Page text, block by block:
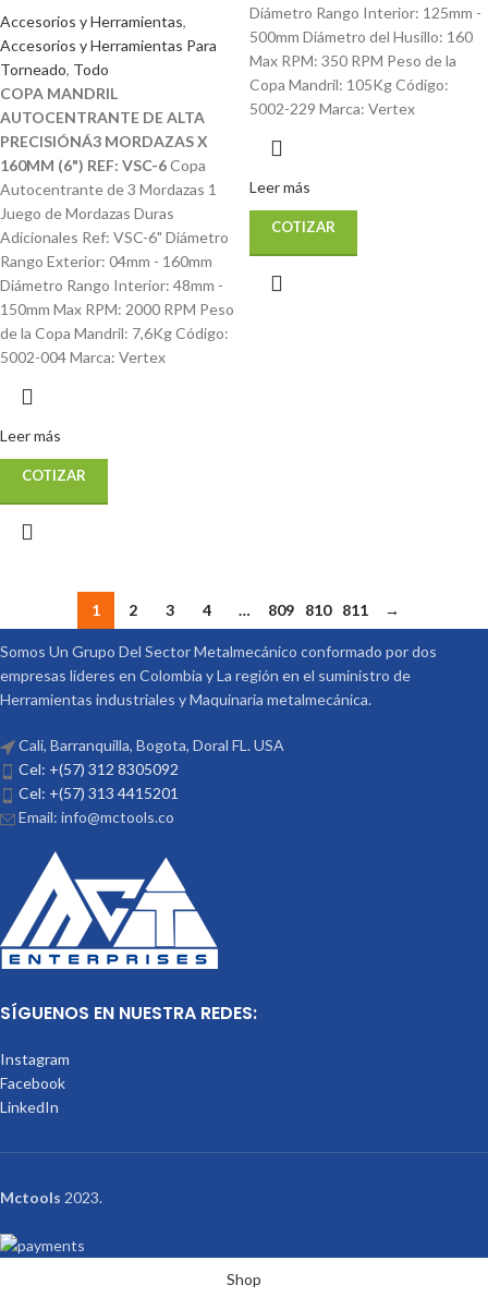
Accesorios y Herramientas,
Accesorios y Herramientas Para
Torneado, Todo
COPA MANDRIL
AUTOCENTRANTE DE ALTA
PRECISIÓNÁ3 MORDAZAS X
160MM (6") REF: VSC-6Copa
Autocentrante de 3 Mordazas 1
Juego de Mordazas Duras
Adicionales Ref: VSC-6" Diámetro
Rango Exterior: 04mm - 160mm
Diámetro Rango Interior: 48mm -
150mm Max RPM: 2000 RPM Peso
de la Copa Mandril: 7,6Kg Código:
5002-004 Marca: Vertex
Leer más
COTIZAR
Diámetro Rango Interior: 125mm -
500mm Diámetro del Husillo: 160
Max RPM: 350 RPM Peso de la
Copa Mandril: 105Kg Código:
5002-229 Marca: Vertex
Leer más
COTIZAR
1 2 3 4 … 809 810 811 →
Somos Un Grupo Del Sector Metalmecánico conformado por dos
empresas lideres en Colombia y La región en el suministro de
Herramientas industriales y Maquinaria metalmecánica.
Cali, Barranquilla, Bogota, Doral FL. USA
Cel: +(57) 312 8305092
Cel: +(57) 313 4415201
Email: info@mctools.co
SÍGUENOS EN NUESTRA REDES:
Instagram
Facebook
LinkedIn
Mctools 2023.
Shop